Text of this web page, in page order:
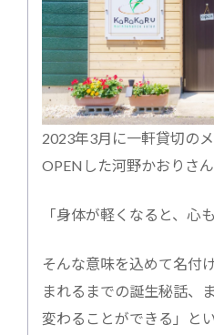
2023年3月に一軒貸切の
OPENした河野かおりさん
「身体が軽くなると、心
そんな意味を込めて名付
まれるまでの誕生秘話、
変わることができる」と